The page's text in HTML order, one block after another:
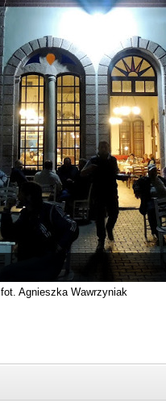
fot. Agnieszka Wawrzyniak